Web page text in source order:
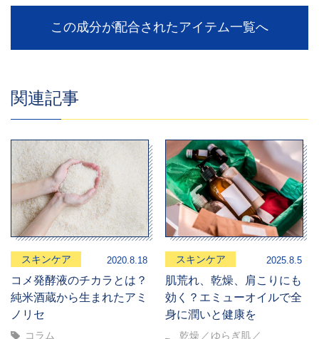
この成分が配合されたアイテム一覧へ
関連記事
スキンケア 2020.8.18
コメ発酵液のチカラとは？
純米酒蔵から生まれたアミ
ノリセ
コラム
スキンケア 2025.8.5
肌荒れ、乾燥、肩こりにも
効く？エミューオイルで全
身に潤いと健康を
乾燥
ゆらぎ肌